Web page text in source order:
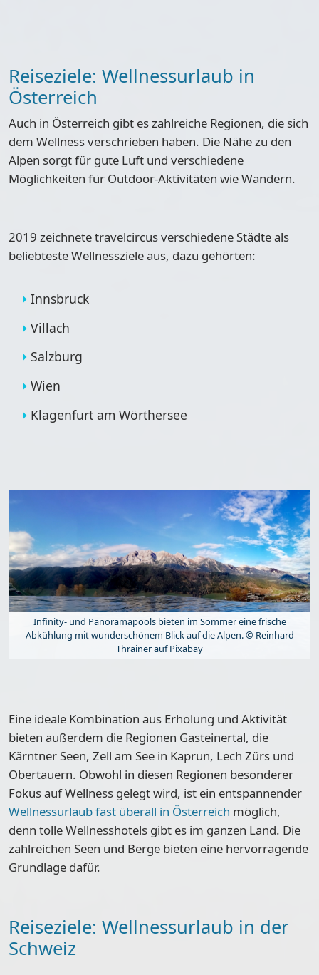
Reiseziele: Wellnessurlaub in
Österreich
Auch in Österreich gibt es zahlreiche Regionen, die sich
dem Wellness verschrieben haben. Die Nähe zu den
Alpen sorgt für gute Luft und verschiedene
Möglichkeiten für Outdoor-Aktivitäten wie Wandern.
2019 zeichnete travelcircus verschiedene Städte als
beliebteste Wellnesszieleaus, dazu gehörten:
Innsbruck
Villach
Salzburg
Wien
Klagenfurt am Wörthersee
Infinity- und Panoramapools bieten im Sommer eine frische
Abkühlung mit wunderschönem Blick auf die Alpen. © Reinhard
Thrainer auf Pixabay
Eine ideale Kombination aus Erholung und Aktivität
bieten außerdem die Regionen Gasteinertal, die
Kärntner Seen, Zell am See in Kaprun, Lech Zürs und
Obertauern. Obwohl in diesen Regionen besonderer
Fokus auf Wellness gelegt wird, ist ein entspannender
Wellnessurlaub fast überall in Österreich möglich,
denn tolle Wellnesshotels gibt es im ganzen Land. Die
zahlreichen Seen und Berge bieten eine hervorragende
Grundlage dafür.
Reiseziele: Wellnessurlaub in der
Schweiz